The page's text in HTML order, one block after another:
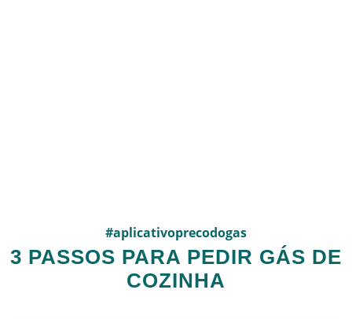
#aplicativoprecodogas
3 PASSOS PARA PEDIR GÁS DE
COZINHA